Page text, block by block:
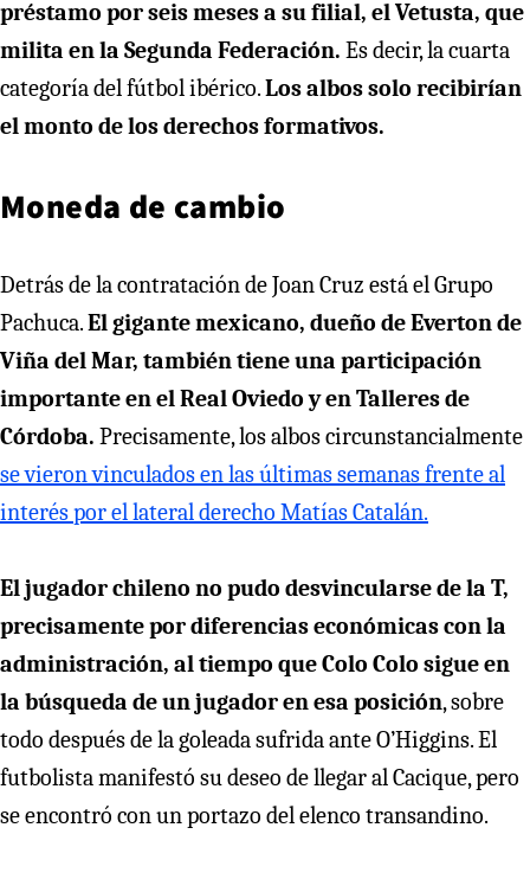
préstamo por seis meses a su filial, el Vetusta, que
milita en la Segunda Federación. Es decir, la cuarta
categoría del fútbol ibérico.Los albos solo recibirían
el monto de los derechos formativos.
Moneda de cambio
Detrás de la contratación de Joan Cruz está el Grupo
Pachuca.El gigante mexicano, dueño de Everton de
Viña del Mar, también tiene una participación
importante en el Real Oviedo y en Talleres de
Córdoba. Precisamente, los albos circunstancialmente
se vieron vinculados en las últimas semanas frente al
interés por el lateral derecho Matías Catalán.
El jugador chileno no pudo desvincularse de la T,
precisamente por diferencias económicas con la
administración, al tiempo que Colo Colo sigue en
la búsqueda de un jugador en esa posición, sobre
todo después de la goleada sufrida ante O’Higgins. El
futbolista manifestó su deseo de llegar al Cacique, pero
se encontró con un portazo del elenco transandino.